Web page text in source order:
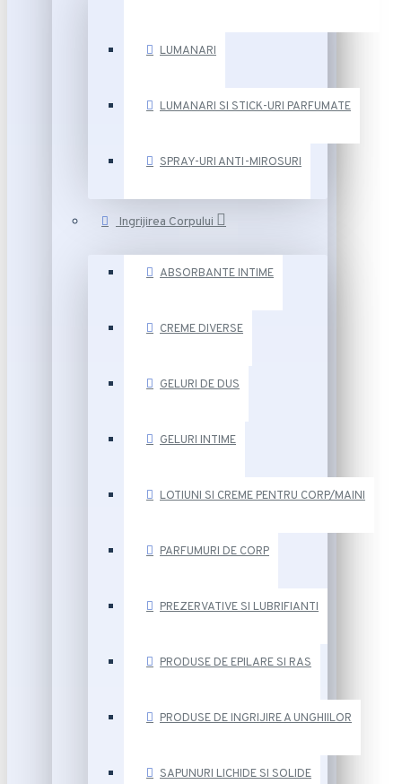
LUMANARI
LUMANARI SI STICK-URI PARFUMATE
SPRAY-URI ANTI-MIROSURI
Ingrijirea Corpului
ABSORBANTE INTIME
CREME DIVERSE
GELURI DE DUS
GELURI INTIME
LOTIUNI SI CREME PENTRU CORP/MAINI
PARFUMURI DE CORP
PREZERVATIVE SI LUBRIFIANTI
PRODUSE DE EPILARE SI RAS
PRODUSE DE INGRIJIRE A UNGHIILOR
SAPUNURI LICHIDE SI SOLIDE